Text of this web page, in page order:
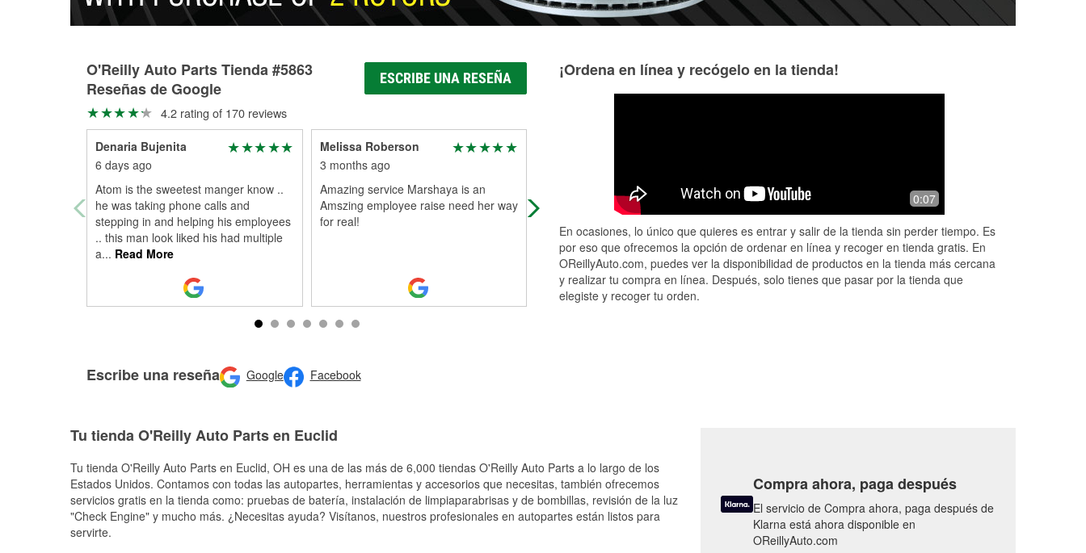
O'Reilly Auto Parts Tienda #5863
Reseñas de Google
ESCRIBE UNA RESEÑA
4.2 rating of 170 reviews
Denaria Bujenita
6 days ago
Atom is the sweetest manger know ..
he was taking phone calls and
stepping in and helping his employees
.. this man look liked his had multiple
a... Read More
Melissa Roberson
3 months ago
Amazing service Marshaya is an
Amszing employee raise need her way
for real!
I went in needing a new windshield
washer blade. Jeremiah had it on in
what I was looking for and gave me a
grea... Read More
Had what I needed. I was in and out in
no time. Great staff.
Escribe una reseña Google Facebook
¡Ordena en línea y recógelo en la tienda!
0:07
En ocasiones, lo único que quieres es entrar y salir de la tienda sin perder tiempo. Es
por eso que ofrecemos la opción de ordenar en línea y recoger en tienda gratis. En
OReillyAuto.com, puedes ver la disponibilidad de productos en la tienda más cercana
y realizar tu compra en línea. Después, solo tienes que pasar por la tienda que
elegiste y recoger tu orden.
Tu tienda O'Reilly Auto Parts en Euclid
Tu tienda O'Reilly Auto Parts en Euclid, OH es una de las más de 6,000 tiendas O'Reilly Auto Parts a lo largo de los
Estados Unidos. Contamos con todas las autopartes, herramientas y accesorios que necesitas, también ofrecemos
servicios gratis en la tienda como: pruebas de batería, instalación de limpiaparabrisas y de bombillas, revisión de la luz
"Check Engine" y mucho más. ¿Necesitas ayuda? Visítanos, nuestros profesionales en autopartes están listos para
servirte.
Compra ahora, paga después
El servicio de Compra ahora, paga después de
Klarna está ahora disponible en
OReillyAuto.com